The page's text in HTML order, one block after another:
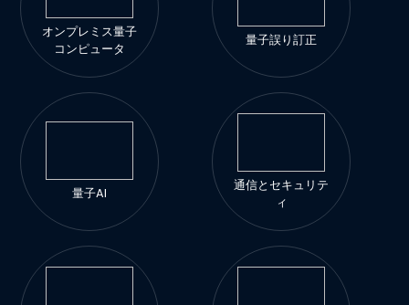
オンプレミス量子
コンピュータ
量子誤り訂正
量子AI
通信とセキュリテ
ィ